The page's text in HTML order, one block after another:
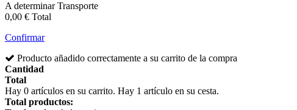
A determinarTransporte
0,00 € Total
Confirmar
Producto añadido correctamente a su carrito de la compra
Cantidad
Total
Hay 0 artículos en su carrito. Hay 1 artículo en su cesta.
Total productos: